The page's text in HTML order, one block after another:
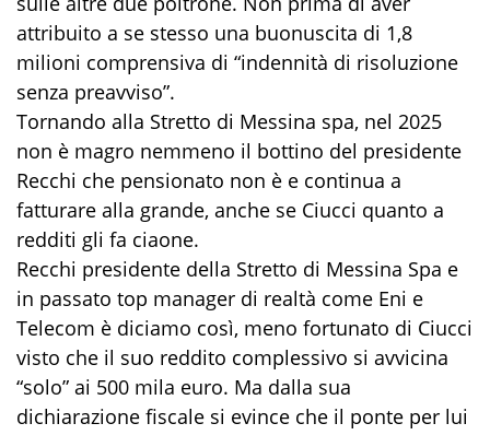
attribuito a se stesso una buonuscita di 1,8
milioni comprensiva di “indennità di risoluzione
senza preavviso”.
Tornando alla Stretto di Messina spa, nel 2025
non è magro nemmeno il bottino del presidente
Recchi che pensionato non è e continua a
fatturare alla grande, anche se Ciucci quanto a
redditi gli fa ciaone.
Recchi presidente della Stretto di Messina Spa e
in passato top manager di realtà come Eni e
Telecom è diciamo così, meno fortunato di Ciucci
visto che il suo reddito complessivo si avvicina
“solo” ai 500 mila euro. Ma dalla sua
dichiarazione fiscale si evince che il ponte per lui